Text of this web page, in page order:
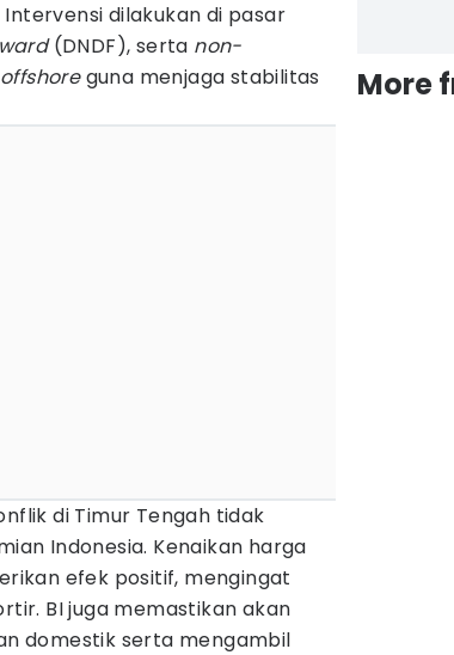
dilakukan di pasar
(DNDF), serta non-
offshoreguna menjaga stabilitas
di Timur Tengah tidak
Indonesia. Kenaikan harga
efek positif, mengingat
BI juga memastikan akan
domestik serta mengambil
More